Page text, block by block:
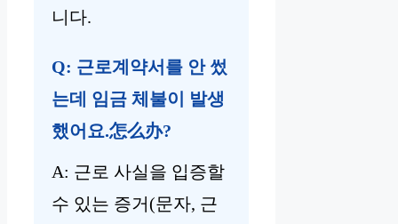
니다.
Q: 근로계약서를 안 썼
는데 임금 체불이 발생
했어요.怎么办?
A: 근로 사실을 입증할
수 있는 증거(문자, 근